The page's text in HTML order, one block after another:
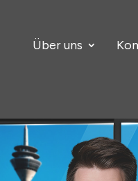
Über uns